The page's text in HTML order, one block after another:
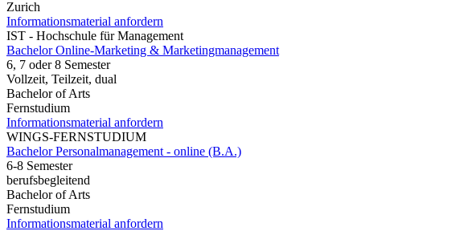
Zurich
Informationsmaterial anfordern
IST - Hochschule für Management
Bachelor Online-Marketing & Marketingmanagement
6, 7 oder 8 Semester
Vollzeit, Teilzeit, dual
Bachelor of Arts
Fernstudium
Informationsmaterial anfordern
WINGS-FERNSTUDIUM
Bachelor Personalmanagement - online (B.A.)
6-8 Semester
berufsbegleitend
Bachelor of Arts
Fernstudium
Informationsmaterial anfordern